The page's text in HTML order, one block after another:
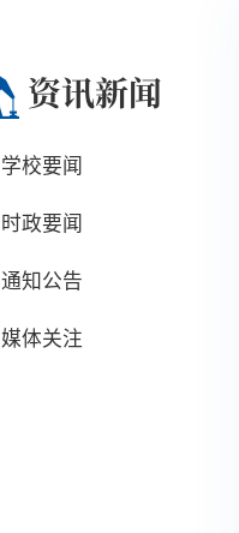
资讯新闻
学校要闻
时政要闻
通知公告
媒体关注